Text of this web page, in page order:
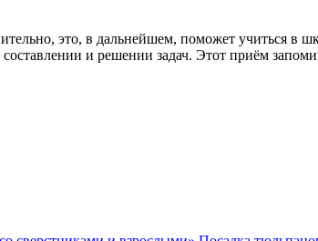
это, в дальнейшем, поможет учиться в
и решении задач. Этот приём